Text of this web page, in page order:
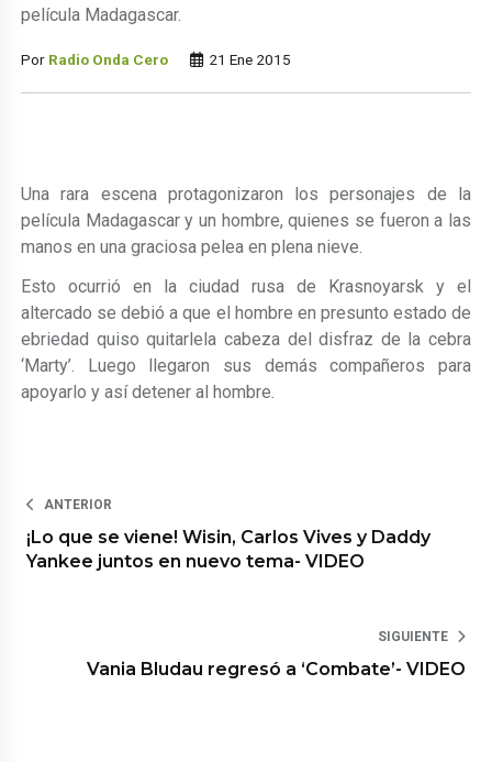
película Madagascar.
Por Radio Onda Cero 21 Ene 2015
Una rara escena protagonizaron los personajes de la
película Madagascar y un hombre, quienes se fueron a las
manos en una graciosa pelea en plena nieve.
Esto ocurrió en la ciudad rusa de Krasnoyarsk y el
altercado se debió a que el hombre en presunto estado de
ebriedad quiso quitarlela cabeza del disfraz de la cebra
‘Marty’. Luego llegaron sus demás compañeros para
apoyarlo y así detener al hombre.
ANTERIOR
¡Lo que se viene! Wisin, Carlos Vives y Daddy
Yankee juntos en nuevo tema- VIDEO
SIGUIENTE
Vania Bludau regresó a ‘Combate’- VIDEO